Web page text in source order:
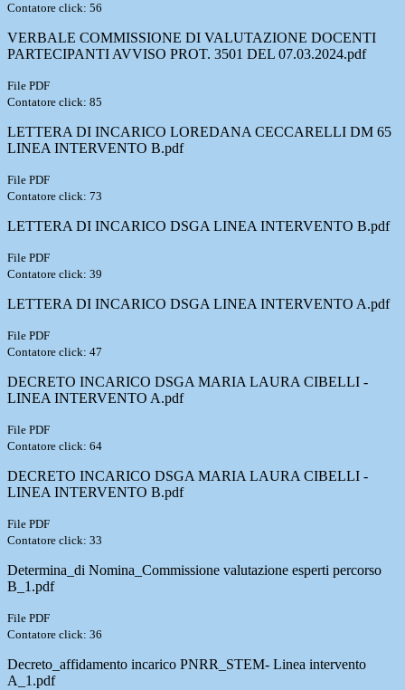
Contatore click: 56
VERBALE COMMISSIONE DI VALUTAZIONE DOCENTI
PARTECIPANTI AVVISO PROT. 3501 DEL 07.03.2024.pdf
File PDF
Contatore click: 85
LETTERA DI INCARICO LOREDANA CECCARELLI DM 65
LINEA INTERVENTO B.pdf
File PDF
Contatore click: 73
LETTERA DI INCARICO DSGA LINEA INTERVENTO B.pdf
File PDF
Contatore click: 39
LETTERA DI INCARICO DSGA LINEA INTERVENTO A.pdf
File PDF
Contatore click: 47
DECRETO INCARICO DSGA MARIA LAURA CIBELLI -
LINEA INTERVENTO A.pdf
File PDF
Contatore click: 64
DECRETO INCARICO DSGA MARIA LAURA CIBELLI -
LINEA INTERVENTO B.pdf
File PDF
Contatore click: 33
Determina_di Nomina_Commissione valutazione esperti percorso
B_1.pdf
File PDF
Contatore click: 36
Decreto_affidamento incarico PNRR_STEM- Linea intervento
A_1.pdf